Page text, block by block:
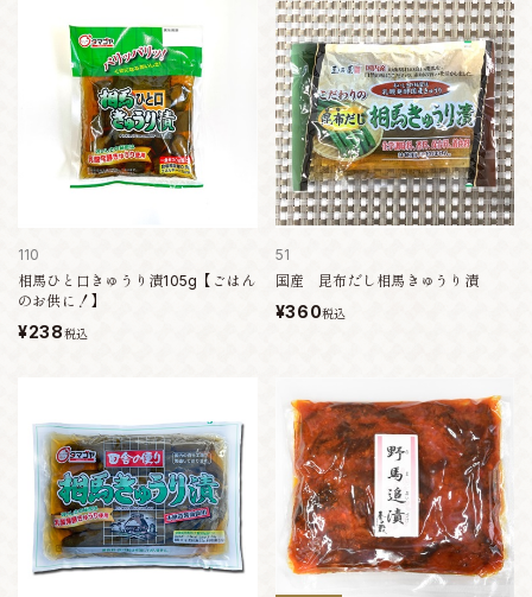
110
相馬ひと口きゅうり漬105g【ごはん
のお供に！】
¥238税込
51
国産 昆布だし相馬きゅうり漬
¥360税込